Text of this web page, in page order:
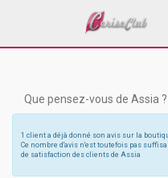
Que pensez-vous de Assia ?
1 client a déjà donné son avis sur la
Ce nombre d'avis n'est toutefois pas
de satisfaction des clients de Assia